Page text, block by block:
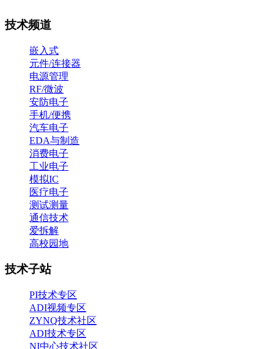
技术频道
嵌入式
元件/连接器
电源管理
RF/微波
安防电子
手机/便携
汽车电子
EDA与制造
消费电子
工业电子
模拟IC
医疗电子
测试测量
通信技术
爱拆解
高校园地
技术子站
PI技术专区
ADI视频专区
ZYNQ技术社区
ADI技术专区
NI中心技术社区